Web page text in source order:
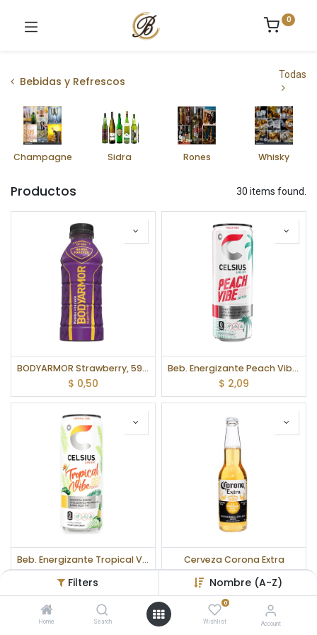
Filters Nombre (A-Z)
Home Search
0
Wishlist Account
0
Bebidas y Refrescos Todas
Champagne Sidra Rones Whisky
Productos 30 items found.
BODYARMOR Strawberry, 591 ml
$ 0,50
Beb. Energizante Peach Vibe CELSIUS, 355 ml
$ 2,09
Beb. Energizante Tropical Vibe CELSIUS, 355 ml
$2,09
Cerveza Corona Extra
$1,65